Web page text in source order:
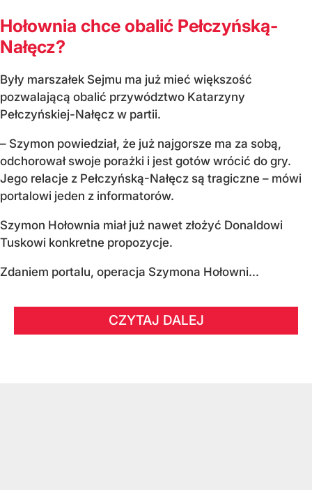
Hołownia chce obalić Pełczyńską-
Nałęcz?
Były marszałek Sejmu ma już mieć większość
pozwalającą obalić przywództwo Katarzyny
Pełczyńskiej-Nałęcz w partii.
– Szymon powiedział, że już najgorsze ma za sobą,
odchorował swoje porażki i jest gotów wrócić do gry.
Jego relacje z Pełczyńską-Nałęcz są tragiczne – mówi
portalowi jeden z informatorów.
Szymon Hołownia miał już nawet złożyć Donaldowi
Tuskowi konkretne propozycje.
Zdaniem portalu, operacja Szymona Hołowni...
CZYTAJ DALEJ